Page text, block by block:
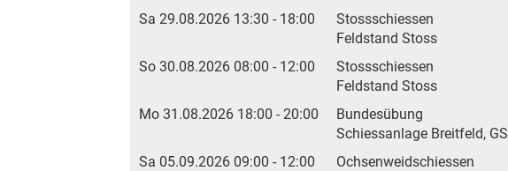
Sa 29.08.2026 13:30 - 18:00
Stossschiessen
Feldstand Stoss
So 30.08.2026 08:00 - 12:00
Stossschiessen
Feldstand Stoss
Mo 31.08.2026 18:00 - 20:00
Bundesübung
Schiessanlage Breitfeld, GS
Sa 05.09.2026 09:00 - 12:00
Ochsenweidschiessen